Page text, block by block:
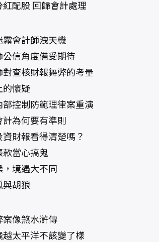
配股 回歸會計處理
會計師洩天機
信角度備受期待
查核財報舞弊的考量
懷疑
控制防範理律案重演
為何要有準則
財報看得清楚嗎？
當心搞鬼
境遇大不同
胡狼
像煞水滸傳
太平洋不該變了樣